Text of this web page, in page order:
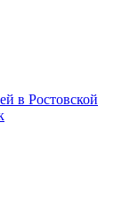
в Ростовской